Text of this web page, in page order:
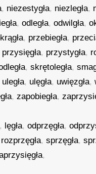
, niezestygła, niezległa,
,odległa,odwilgła,
, przebiegła,
przysięgła, przystygła,
,skrętoległa,
uległa, ulęgła, uwięzgła,
,zapobiegła,
, lęgła,odprzęgła,
rozprzęgła,sprzęgła,
,